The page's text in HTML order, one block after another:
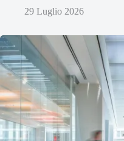
29 Luglio 2026